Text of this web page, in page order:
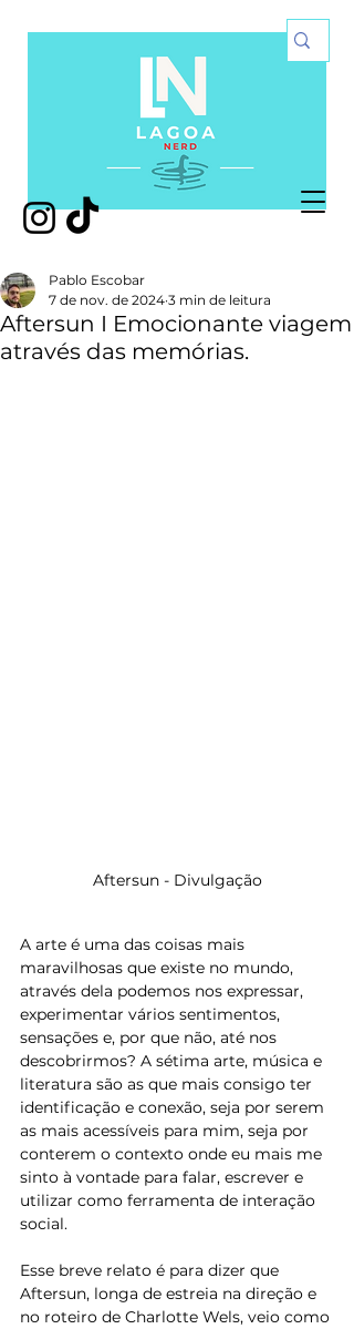
Aftersun I Emocionante viagem
através das memórias.
Pablo Escobar
7 de nov. de 2024 3 min de leitura
Aftersun - Divulgação
A arte é uma das coisas mais
maravilhosas que existe no mundo,
através dela podemos nos expressar,
experimentar vários sentimentos,
sensações e, por que não, até nos
descobrirmos? A sétima arte, música e
literatura são as que mais consigo ter
identificação e conexão, seja por serem
as mais acessíveis para mim, seja por
conterem o contexto onde eu mais me
sinto à vontade para falar, escrever e
utilizar como ferramenta de interação
social.
Esse breve relato é para dizer que
Aftersun, longa de estreia na direção e
no roteiro de Charlotte Wels, veio como